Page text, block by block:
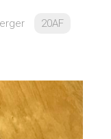
20AF